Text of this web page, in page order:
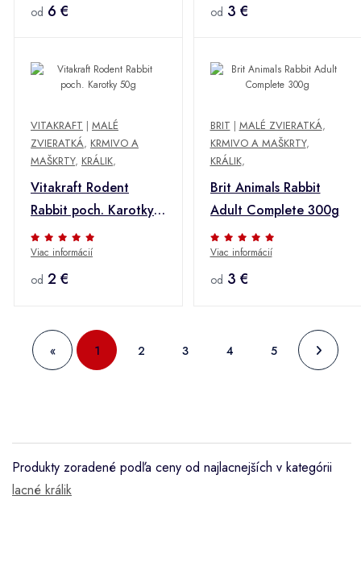
od 6 € od 3 €
VITAKRAFT | MALÉ
ZVIERATKÁ, KRMIVO A
MAŠKRTY, KRÁLIK,
Vitakraft Rodent
Rabbit poch. Karotky
50g
Viac informácií
od 2 €
BRIT | MALÉ ZVIERATKÁ,
KRMIVO A MAŠKRTY,
KRÁLIK,
Brit Animals Rabbit
Adult Complete 300g
Viac informácií
od 3 €
« 1 2 3 4 5
Produkty zoradené podľa ceny od najlacnejších v kategórii
lacné králik